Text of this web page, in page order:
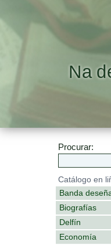
Na
Procurar:
Catálogo en
Banda
Biografías
Delfín
Economía